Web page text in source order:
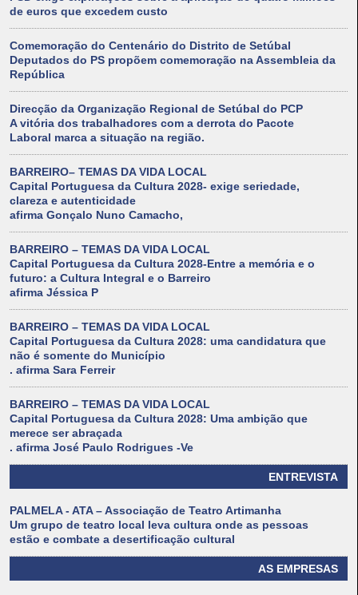
de euros que excedem custo
Comemoração do Centenário do Distrito de Setúbal
Deputados do PS propõem comemoração na Assembleia da
República
Direcção da Organização Regional de Setúbal do PCP
A vitória dos trabalhadores com a derrota do Pacote
Laboral marca a situação na região.
BARREIRO– TEMAS DA VIDA LOCAL
Capital Portuguesa da Cultura 2028- exige seriedade,
clareza e autenticidade
afirma Gonçalo Nuno Camacho,
BARREIRO – TEMAS DA VIDA LOCAL
Capital Portuguesa da Cultura 2028-Entre a memória e o
futuro: a Cultura Integral e o Barreiro
afirma Jéssica P
BARREIRO – TEMAS DA VIDA LOCAL
Capital Portuguesa da Cultura 2028: uma candidatura que
não é somente do Município
. afirma Sara Ferreir
BARREIRO – TEMAS DA VIDA LOCAL
Capital Portuguesa da Cultura 2028: Uma ambição que
merece ser abraçada
. afirma José Paulo Rodrigues -Ve
ENTREVISTA
PALMELA - ATA – Associação de Teatro Artimanha
Um grupo de teatro local leva cultura onde as pessoas
estão e combate a desertificação cultural
AS EMPRESAS